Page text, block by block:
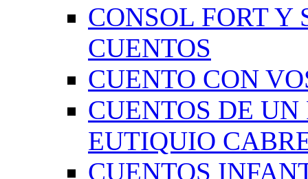
CONSOL FORT Y
CUENTOS
CUENTO CON
CUENTOS DE
EUTIQUIO
CUENTOS